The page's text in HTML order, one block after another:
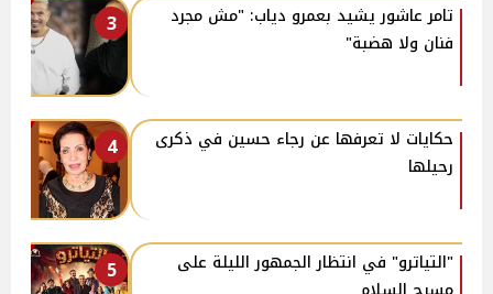
3
تامر عاشور يشيد بعمرو دياب: "مش مجرد
فنان ولا هضبة"
4
حكايات لا تعرفها عن رجاء حسين في ذكرى
رحيلها
5
"التياترو" في انتظار الجمهور الليلة على